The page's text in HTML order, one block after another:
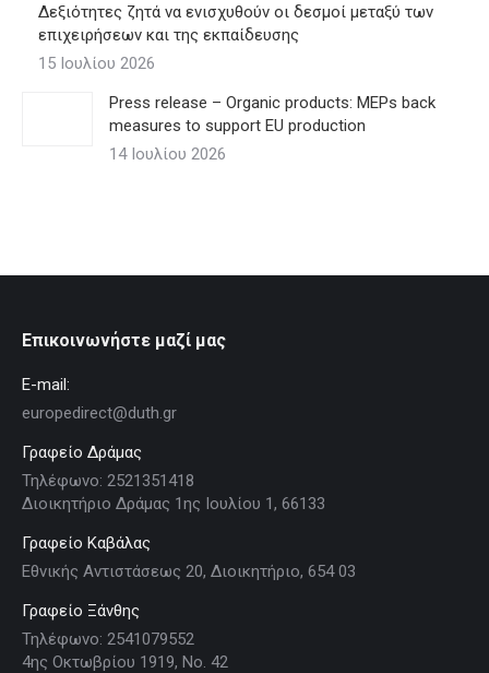
Δεξιότητες ζητά να ενισχυθούν οι δεσμοί μεταξύ των
επιχειρήσεων και της εκπαίδευσης
15 Ιουλίου 2026
Press release – Organic products: MEPs back
measures to support EU production
14 Ιουλίου 2026
Επικοινωνήστε μαζί μας
E-mail:
europedirect@duth.gr
Γραφείο Δράμας
Τηλέφωνο: 2521351418
Διοικητήριο Δράμας 1ης Ιουλίου 1, 66133
Γραφείο Καβάλας
Εθνικής Αντιστάσεως 20, Διοικητήριο, 654 03
Γραφείο Ξάνθης
Τηλέφωνο: 2541079552
4ης Οκτωβρίου 1919, Νο. 42